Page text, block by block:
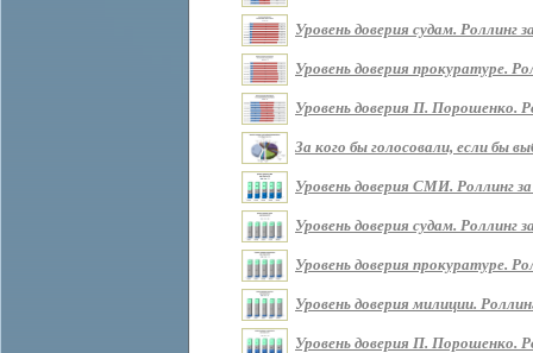
Уровень доверия судам. Роллинг
Уровень доверия прокуратуре.
Уровень доверия П. Порошенко.
За кого бы голосовали, если бы
Уровень доверия СМИ. Роллинг
Уровень доверия судам. Роллинг
Уровень доверия прокуратуре.
Уровень доверия милиции.
Уровень доверия П. Порошенко.